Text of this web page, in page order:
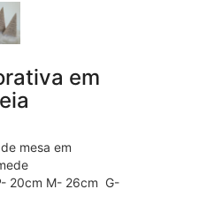
em
mesa em
20cm M- 26cm G-